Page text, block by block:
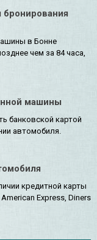
бронирования
в Бонне
чем за 84 часа,
машины
банковской картой
автомобиля.
кредитной карты
Express, Diners